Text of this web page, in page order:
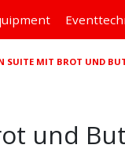
SUITE MIT BROT UND
und